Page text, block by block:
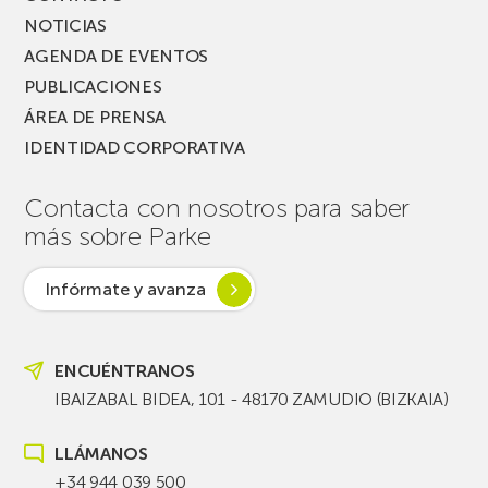
NOTICIAS
AGENDA DE EVENTOS
PUBLICACIONES
ÁREA DE PRENSA
IDENTIDAD CORPORATIVA
Contacta con nosotros para saber
más sobre Parke
Infórmate y avanza
ENCUÉNTRANOS
IBAIZABAL BIDEA, 101 - 48170 ZAMUDIO (BIZKAIA)
LLÁMANOS
+34 944 039 500